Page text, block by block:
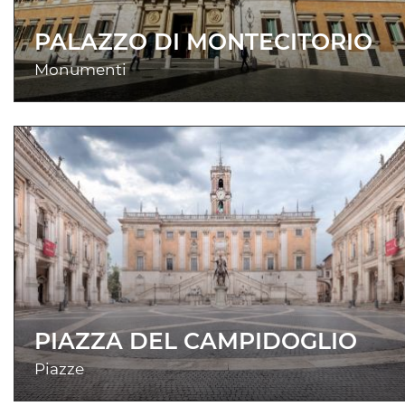
PALAZZO DI MONTECITORIO
Monumenti
PIAZZA DEL CAMPIDOGLIO
Piazze